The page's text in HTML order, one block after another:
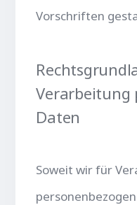
Vorschriften
Verarbeitung
Daten
Soweit wir für